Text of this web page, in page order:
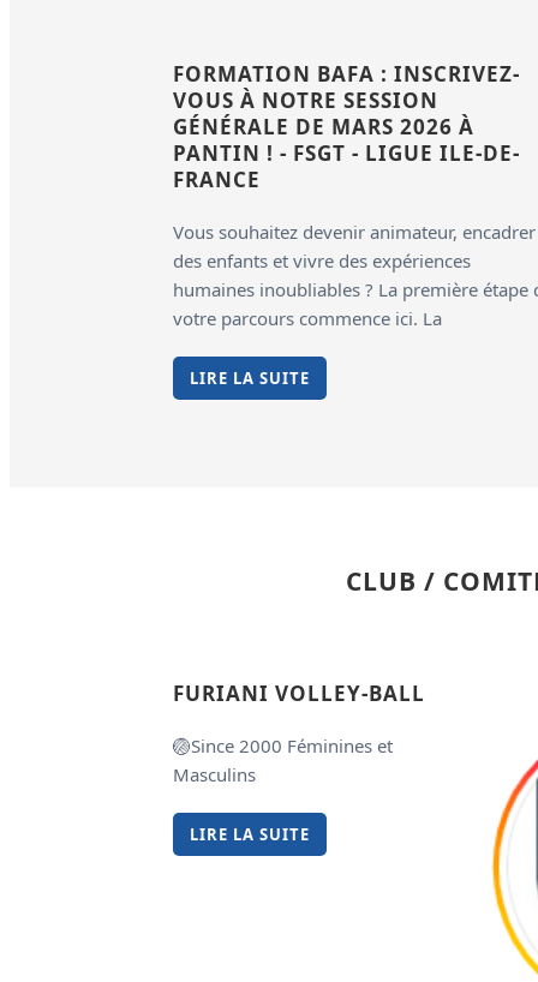
FORMATION BAFA : INSCRIVEZ-
VOUS À NOTRE SESSION
GÉNÉRALE DE MARS 2026 À
PANTIN ! - FSGT - LIGUE ILE-DE-
FRANCE
Vous souhaitez devenir animateur, encadrer
des enfants et vivre des expériences
humaines inoubliables ? La première étape
votre parcours commence ici. La
LIRE LA SUITE
CLUB /
FURIANI VOLLEY-BALL
🏐Since 2000 Féminines et
Masculins
LIRE LA SUITE